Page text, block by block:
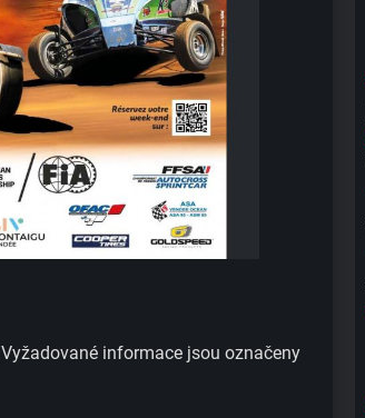
Vyžadované informace jsou označeny